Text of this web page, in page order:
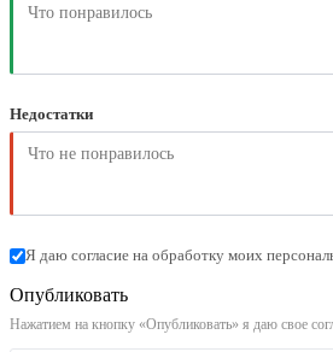
Недостатки
Я даю согласие на обработку моих
Опубликовать
Нажатием на кнопку «Опубликовать» я даю свое